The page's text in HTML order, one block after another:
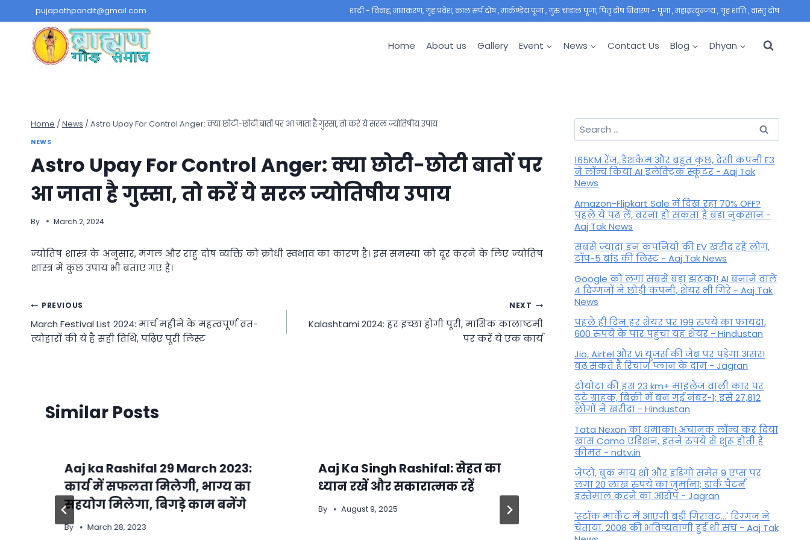
to
content
pujapathpandit@gmail.com शादी - विवाह, नामकरण, गृह प्रवेश, काल सर्प दोष , मार्कण्डेय पूजा , गुरु चांडाल पूजा, पितृ दोष निवारण - पूजा , महाम्रत्युन्जय , गृह शांति , वास्तु दोष
Home About us Gallery Event News Contact Us Blog Dhyan
Home / News / Astro Upay For Control Anger: क्या छोटी-छोटी बातों पर आ जाता है गुस्सा, तो करें ये सरल ज्योतिषीय उपाय
NEWS
Astro Upay For Control Anger: क्या छोटी-छोटी बातों पर
आ जाता है गुस्सा, तो करें ये सरल ज्योतिषीय उपाय
By March 2, 2024
ज्योतिष शास्त्र के अनुसार, मंगल और राहु दोष व्यक्ति को क्रोधी स्वभाव का कारण है। इस समस्या को दूर करने के लिए ज्योतिष
शास्त्र में कुछ उपाय भी बताए गए हैं।
Post
navigation
PREVIOUS
March Festival List 2024: मार्च महीने के महत्वपूर्ण व्रत-
त्योहारों की ये है सही तिथि, पढ़िए पूरी लिस्ट
NEXT
Kalashtami 2024: हर इच्छा होगी पूरी, मासिक कालाष्टमी
पर करें ये एक कार्य
Similar Posts
Aaj ka Rashifal 29 March 2023:
कार्य में सफलता मिलेगी, भाग्य का
सहयोग मिलेगा, बिगड़े काम बनेंगे
By March 28, 2023
Aaj Ka Singh Rashifal: सेहत का
ध्यान रखें और सकारात्मक रहें
By August 9, 2025
Bada Mangal 2023: तीसरा बड़ा
मंगल आज, ये उपाय करेंगे तो
मिलेगा चमत्कारी फल
By May 23, 2023
Search
for:
165KM रेंज, डैशकैम और बहुत कुछ, देसी कंपनी E3
ने लॉन्च किया AI इलेक्ट्रिक स्कूटर - Aaj Tak
News
Amazon-Flipkart Sale में दिख रहा 70% OFF?
पहले ये पढ़ लें, वरना हो सकता है बड़ा नुकसान -
Aaj Tak News
सबसे ज्यादा इन कंपनियों की EV खरीद रहे लोग,
टॉप-5 ब्रांड की लिस्ट - Aaj Tak News
Google को लगा सबसे बड़ा झटका! AI बनाने वाले
4 दिग्गजों ने छोड़ी कंपनी, शेयर भी गिरे - Aaj Tak
News
पहले ही दिन हर शेयर पर 199 रुपये का फायदा,
600 रुपये के पार पहुंचा यह शेयर - Hindustan
Jio, Airtel और Vi यूजर्स की जेब पर पड़ेगा असर!
बढ़ सकते हैं रिचार्ज प्लान के दाम - Jagran
टोयोटा की इस 23 km+ माइलेज वाली कार पर
टूटे ग्राहक, बिक्री में बन गई नंबर-1; इसे 27,812
लोगों ने खरीदा - Hindustan
Tata Nexon का धमाका! अचानक लॉन्च कर दिया
खास Camo एडिशन, इतने रुपये से शुरू होती है
कीमत - ndtv.in
जेप्टो, बुक माय शो और इंडिगो समेत 9 एप्स पर
लगा 20 लाख रुपये का जुर्माना; डार्क पैटर्न
इस्तेमाल करने का आरोप - Jagran
'स्‍टॉक मार्केट में आएगी बड़ी गिरावट...' दिग्‍गज ने
चेताया, 2008 की भविष्यवाणी हुई थी सच - Aaj Tak